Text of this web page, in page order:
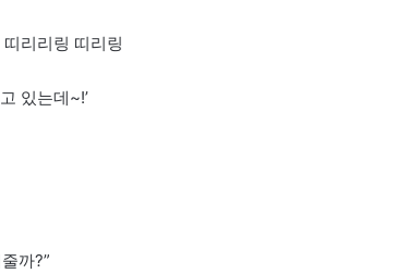
리리링 띠리링
있는데~!’
까?”